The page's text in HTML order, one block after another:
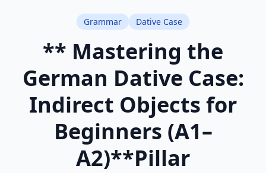
Grammar Dative Case
** Mastering the
German Dative Case:
Indirect Objects for
Beginners (A1–
A2)**Pillar